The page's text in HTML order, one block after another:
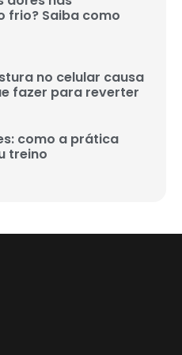
frio? Saiba como
no celular causa
fazer para reverter
como a prática
treino